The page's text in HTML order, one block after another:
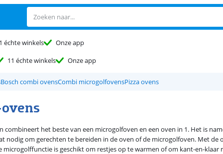
échte winkels
Onze app
11 échte winkels Onze app
Bosch combi ovensCombi microgolfovensPizza ovens
combineert het beste van een microgolfoven en een oven in 1. Het is
nodig om gerechten te bereiden in de oven of de microgolfoven. Met
microgolffunctie is geschikt om restjes op te warmen of om kant-en-